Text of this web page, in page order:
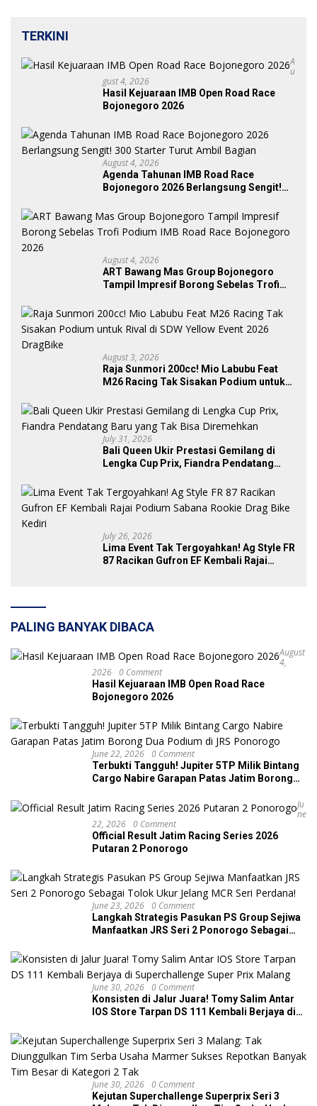
TERKINI
A
U
Gust 4, 2026
Hasil Kejuaraan IMB Open Road Race
Bojonegoro 2026
August 4, 2026
Agenda Tahunan IMB Road Race
Bojonegoro 2026 Berlangsung Sengit!
August 4, 2026
ART Bawang Mas Group Bojonegoro
Tampil Impresif Borong Sebelas Trofi
2026
August 3, 2026
Raja Sunmori 200cc! Mio Labubu Feat
M26 Racing Tak Sisakan Podium untuk
July 31, 2026
Bali Queen Ukir Prestasi Gemilang di
Lengka Cup Prix, Fiandra Pendatang
July 26, 2026
Lima Event Tak Tergoyahkan! Ag Style FR
87 Racikan Gufron EF Kembali Rajai
PALING BANYAK DIBACA
August
4,
2026 0 Comment
Hasil Kejuaraan IMB Open Road Race
Bojonegoro 2026
June 22, 2026 0 Comment
Terbukti Tangguh! Jupiter 5TP Milik Bintang
Cargo Nabire Garapan Patas Jatim Borong
Ju
Ne
22, 2026 0 Comment
Official Result Jatim Racing Series 2026
Putaran 2 Ponorogo
June 23, 2026 0 Comment
Langkah Strategis Pasukan PS Group Sejiwa
Manfaatkan JRS Seri 2 Ponorogo Sebagai
June 30, 2026 0 Comment
Konsisten di Jalur Juara! Tomy Salim Antar
IOS Store Tarpan DS 111 Kembali Berjaya di
June 30, 2026 0 Comment
Kejutan Superchallenge Superprix Seri 3